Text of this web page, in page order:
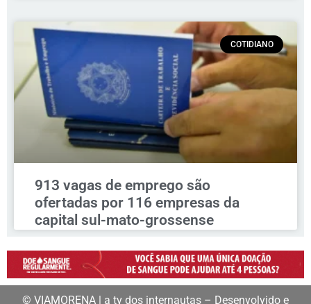
COTIDIANO
913 vagas de emprego são
ofertadas por 116 empresas da
capital sul-mato-grossense
© VIAMORENA | a tv dos internautas – Desenvolvido e